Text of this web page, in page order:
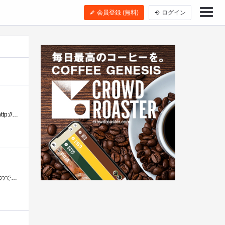
会員登録 (無料) ログイン
以前、システムボードの換装を行ったのですが何買ったかを忘れないための備忘録です＾－＾；；；Spec---------------------http://www.asus.com/Motherboards/P6X5...
展示在庫処分品を価格交渉をしてみたら安くなったため衝動買いしました。USB3.0 と SATA6Gb/s が追加されているので、長く使えそうです。2008年1...